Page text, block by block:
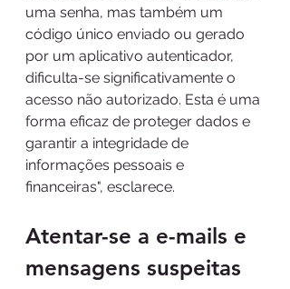
uma senha, mas também um
código único enviado ou gerado
por um aplicativo autenticador,
dificulta-se significativamente o
acesso não autorizado. Esta é uma
forma eficaz de proteger dados e
garantir a integridade de
informações pessoais e
financeiras", esclarece.
Atentar-se a e-mails e
mensagens suspeitas